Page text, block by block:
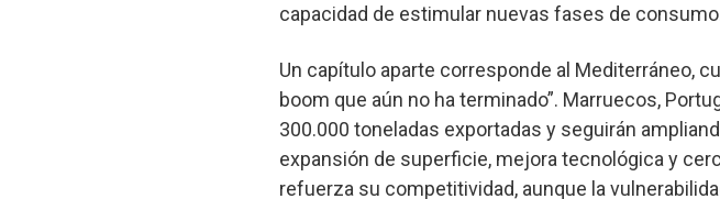
capacidad de estimular nuevas fases de
Un capítulo aparte corresponde al Mediterráneo,
boom que aún no ha terminado”. Marruecos,
300.000 toneladas exportadas y seguirán
expansión de superficie, mejora tecnológica y
refuerza su competitividad, aunque la